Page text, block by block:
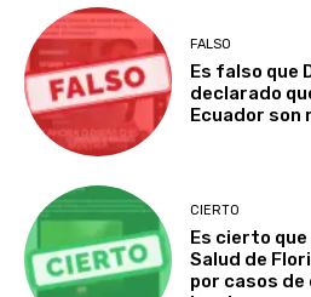
FALSO
Es falso que
declarado
Ecuador son
CIERTO
Es cierto
Salud de
por casos